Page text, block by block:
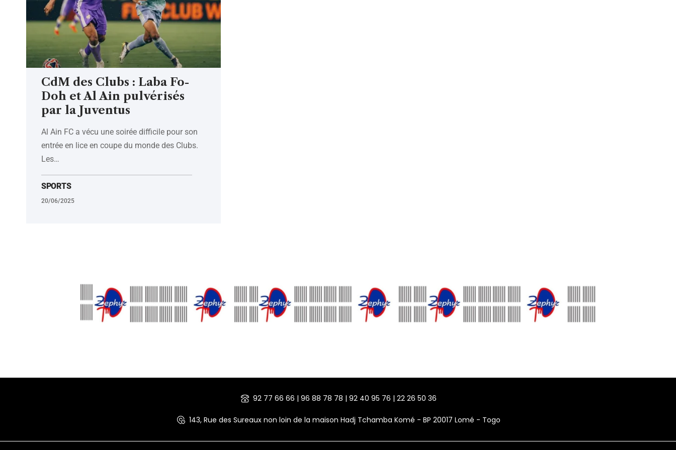
CdM des Clubs : Laba Fo-
Doh et Al Ain pulvérisés
par la Juventus
Al Ain FC a vécu une soirée difficile pour son
entrée en lice en coupe du monde des Clubs.
Les…
SPORTS
20/06/2025
92 77 66 66 | 96 88 78 78 | 92 40 95 76 | 22 26 50 36
143, Rue des Sureaux non loin de la maison Hadj Tchamba Komé - BP 20017 Lomé - Togo